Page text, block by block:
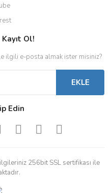
Ol!
ilgili e-posta almak ister misiniz?
EKLE
Edin
256bit SSL sertifikası ile